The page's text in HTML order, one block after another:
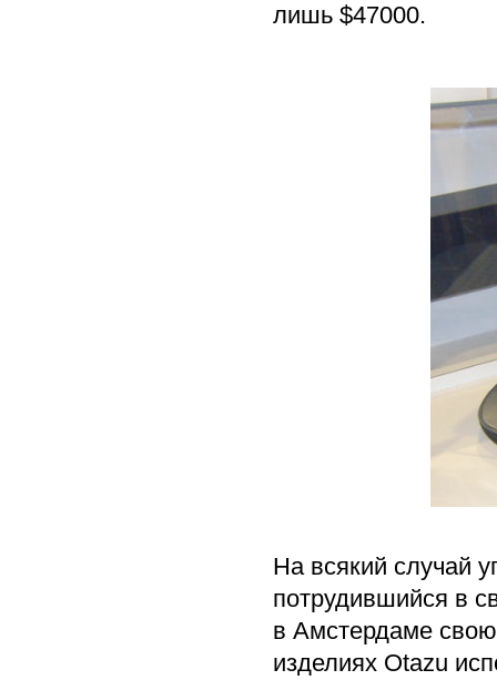
лишь $47000.
На всякий случай
потрудившийся в
в Амстердаме
изделиях Otazu